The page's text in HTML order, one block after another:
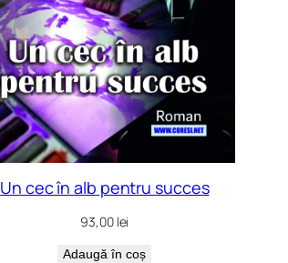
Un cec în alb pentru succes
93,00 lei
Adaugă în coș